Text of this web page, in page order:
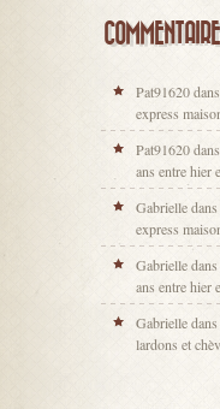
Pat91620dans
express
Pat91620dans
ans entre hier
Gabrielledans
express
Gabrielledans
ans entre hier
Gabrielledans
lardons et